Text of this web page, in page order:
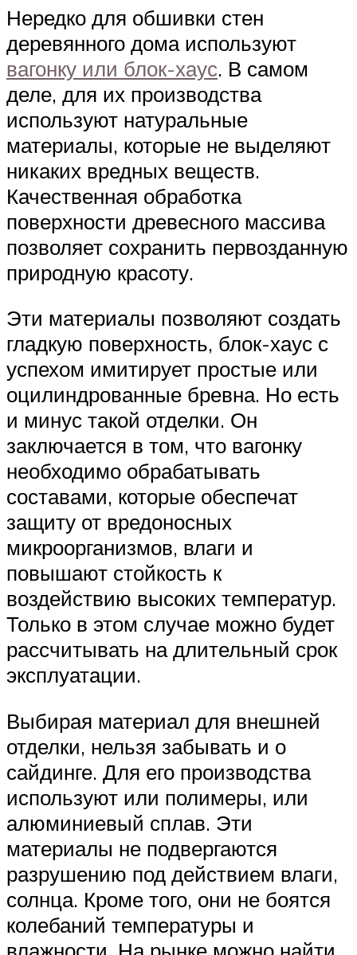
Нередко для обшивки стен
деревянного дома используют
вагонку или блок-хаус. В самом
деле, для их производства
используют натуральные
материалы, которые не выделяют
никаких вредных веществ.
Качественная обработка
поверхности древесного массива
позволяет сохранить первозданную
природную красоту.
Эти материалы позволяют создать
гладкую поверхность, блок-хаус с
успехом имитирует простые или
оцилиндрованные бревна. Но есть
и минус такой отделки. Он
заключается в том, что вагонку
необходимо обрабатывать
составами, которые обеспечат
защиту от вредоносных
микроорганизмов, влаги и
повышают стойкость к
воздействию высоких температур.
Только в этом случае можно будет
рассчитывать на длительный срок
эксплуатации.
Выбирая материал для внешней
отделки, нельзя забывать и о
сайдинге. Для его производства
используют или полимеры, или
алюминиевый сплав. Эти
материалы не подвергаются
разрушению под действием влаги,
солнца. Кроме того, они не боятся
колебаний температуры и